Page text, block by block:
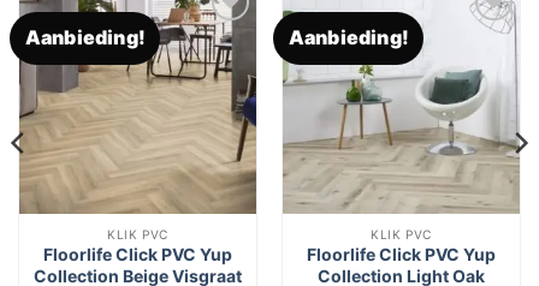
Aanbieding!
Toevoegen
aan
verlanglijst
KLIK PVC
Floorlife Click PVC Yup
Collection Beige Visgraat
Aanbieding!
Toevoegen
verlanglijst
KLIK PVC
Floorlife Click PVC Yup
Collection Light Oak